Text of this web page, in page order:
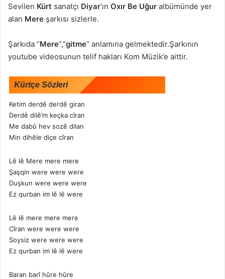
e
k
Sevilen Kürt sanatçı Diyar‘ın Oxır Be Uğur albümünde yer
alan Mere şarkısı sizlerle.
Şarkıda “Mere“,”gitme” anlamına gelmektedir.Şarkının
youtube videosunun telif hakları Kom Müzik’e aittir.
Kürtçe Sözleri
Ketim derdê derdê giran
Derdê dilê’m keçka cîran
Me dabû hev sozê dilan
Min dihêle diçe cîran
Lê lê Mere mere mere
Şaşqin were were were
Duşkun were were were
Ez qurban im lê lê were
Lê lê mere mere mere
Cîran were were were
Soysiz were were were
Ez qurban im lê lê were
Baran barî hûre hûre